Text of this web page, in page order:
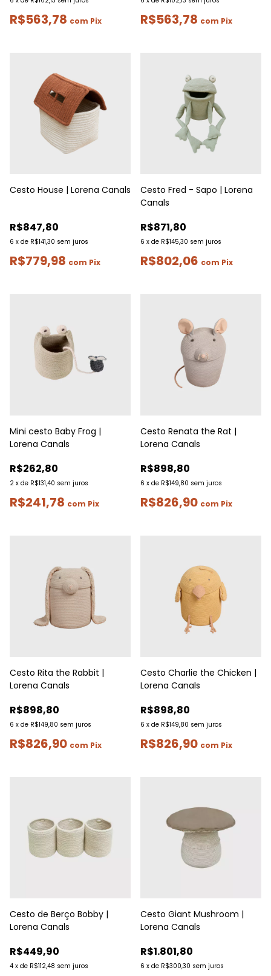
R$563,78 com Pix R$563,78 com Pix
Cesto House | Lorena Canals
R$847,80
6 x de R$141,30 sem juros
R$779,98 com Pix
Cesto Fred - Sapo | Lorena
Canals
R$871,80
6 x de R$145,30 sem juros
R$802,06 com Pix
Mini cesto Baby Frog |
Lorena Canals
R$262,80
2 x de R$131,40 sem juros
R$241,78 com Pix
Cesto Renata the Rat |
Lorena Canals
R$898,80
6 x de R$149,80 sem juros
R$826,90 com Pix
Cesto Rita the Rabbit |
Lorena Canals
R$898,80
6 x de R$149,80 sem juros
R$826,90 com Pix
Cesto Charlie the Chicken |
Lorena Canals
R$898,80
6 x de R$149,80 sem juros
R$826,90 com Pix
Cesto de Berço Bobby |
Lorena Canals
R$449,90
4 x de R$112,48 sem juros
Cesto Giant Mushroom |
Lorena Canals
R$1.801,80
6 x de R$300,30 sem juros